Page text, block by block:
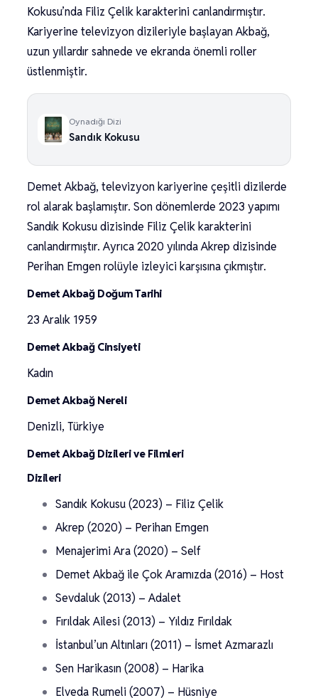
Kokusu’nda Filiz Çelik karakterini canlandırmıştır.
Kariyerine televizyon dizileriyle başlayan Akbağ,
uzun yıllardır sahnede ve ekranda önemli roller
üstlenmiştir.
Oynadığı Dizi
Sandık Kokusu
Demet Akbağ, televizyon kariyerine çeşitli dizilerde
rol alarak başlamıştır. Son dönemlerde 2023 yapımı
Sandık Kokusu dizisinde Filiz Çelik karakterini
canlandırmıştır. Ayrıca 2020 yılında Akrep dizisinde
Perihan Emgen rolüyle izleyici karşısına çıkmıştır.
Demet Akbağ Doğum Tarihi
23 Aralık 1959
Demet Akbağ Cinsiyeti
Kadın
Demet Akbağ Nereli
Denizli, Türkiye
Demet Akbağ Dizileri ve Filmleri
Dizileri
Sandık Kokusu (2023) – Filiz Çelik
Akrep (2020) – Perihan Emgen
Menajerimi Ara (2020) – Self
Demet Akbağ ile Çok Aramızda (2016) – Host
Sevdaluk (2013) – Adalet
Fırıldak Ailesi (2013) – Yıldız Fırıldak
İstanbul’un Altınları (2011) – İsmet Azmarazlı
Sen Harikasın (2008) – Harika
Elveda Rumeli (2007) – Hüsniye